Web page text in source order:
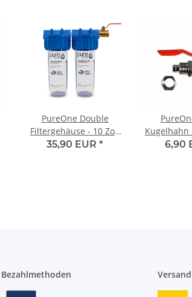
PureOne Double
Filtergehäuse - 10 Zoll
Mit Teflonband und
35,90 EUR *
Kugelhahn
3/8 Zoll
6,90